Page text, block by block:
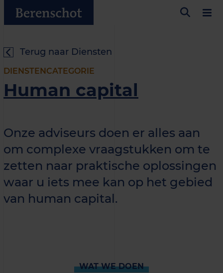
Terug naar Diensten
DIENSTENCATEGORIE
Human capital
Onze adviseurs doen er alles aan
om complexe vraagstukken om te
zetten naar praktische oplossingen
waar u iets mee kan op het gebied
van human capital.
WAT WE DOEN